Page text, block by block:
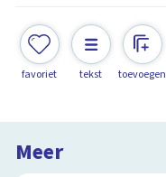
favoriet tekst toevoegen
Meer